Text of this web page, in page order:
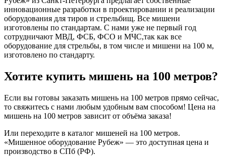
инновационные разработки в проектировании и реализации
оборудования для тиров и стрельбищ. Все мишени
изготовлены по стандартам. С нами уже не первый год
сотрудничают МВД, ФСБ, ФСО и МЧС,так как все
оборудование для стрельбы, в том числе и мишени на 100 м,
изготовлено по стандарту.
Хотите купить мишень на 100 метров?
Если вы готовы заказать мишень на 100 метров прямо сейчас,
то свяжитесь с нами любым удобным вам способом! Цена на
мишень на 100 метров зависит от объёма заказа!
Или переходите в каталог мишеней на 100 метров.
«Мишенное оборудование Рубеж» — это доступная цена и
производство в СПб (РФ).